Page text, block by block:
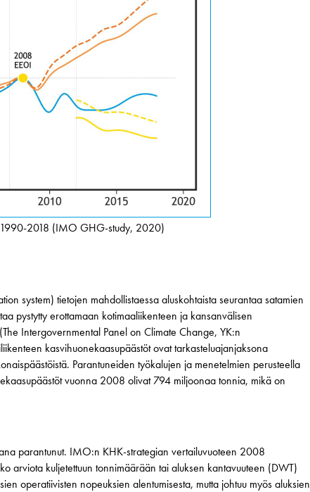
1990-2018 (IMO GHG-study, 2020)
system) tietojen mahdollistaessa aluskohtaista seurantaa satamien
pystytty erottamaan kotimaaliikenteen ja kansanvälisen
Intergovernmental Panel on Climate Change, YK:n
kasvihuonekaasupäästöt ovat tarkasteluajanjaksona
Parantuneiden työkalujen ja menetelmien perusteella
vuonna 2008 olivat 794 miljoonaa tonnia, mikä on
parantunut. IMO:n KHK-strategian vertailuvuoteen 2008
arviota kuljetettuun tonnimäärään tai aluksen kantavuuteen (DWT)
operatiivisten nopeuksien alentumisesta, mutta johtuu myös aluksien